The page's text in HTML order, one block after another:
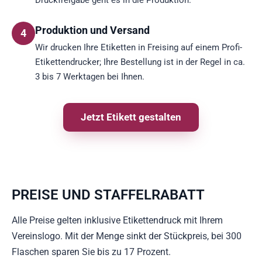
4 Produktion und Versand
Wir drucken Ihre Etiketten in Freising auf einem Profi-
Etikettendrucker; Ihre Bestellung ist in der Regel in ca.
3 bis 7 Werktagen bei Ihnen.
Jetzt Etikett gestalten
PREISE UND STAFFELRABATT
Alle Preise gelten inklusive Etikettendruck mit Ihrem
Vereinslogo. Mit der Menge sinkt der Stückpreis, bei 300
Flaschen sparen Sie bis zu 17 Prozent.